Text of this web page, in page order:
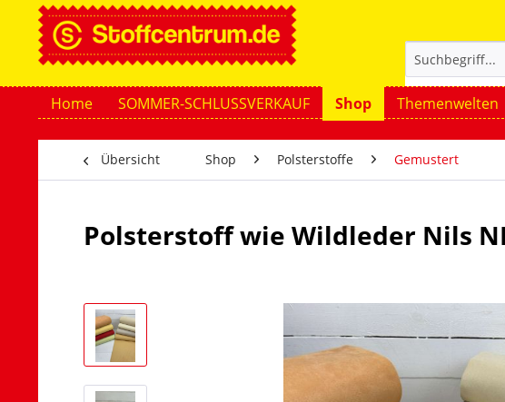
Home SOMMER-SCHLUSSVERKAUF Shop Themenwelten
Übersicht Shop Polsterstoffe Gemustert
Polsterstoff wie Wildleder Nils